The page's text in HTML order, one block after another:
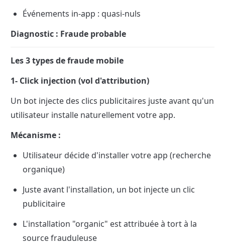
Événements in-app : quasi-nuls
Diagnostic : Fraude probable
Les 3 types de fraude mobile
1- Click injection (vol d'attribution)
Un bot injecte des clics publicitaires juste avant qu'un
utilisateur installe naturellement votre app.
Mécanisme :
Utilisateur décide d'installer votre app (recherche
organique)
Juste avant l'installation, un bot injecte un clic
publicitaire
L'installation "organic" est attribuée à tort à la
source frauduleuse